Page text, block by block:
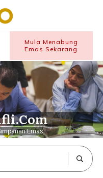
Mula Menabung
Emas Sekarang
Emas